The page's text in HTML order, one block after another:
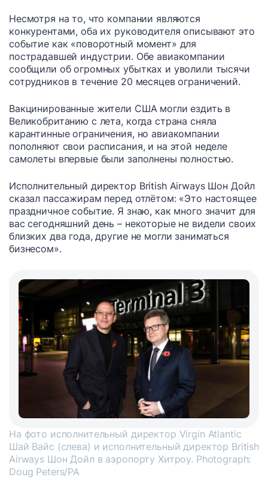
Несмотря на то, что компании являются
конкурентами, оба их руководителя описывают это
событие как «поворотный момент» для
пострадавшей индустрии. Обе авиакомпании
сообщили об огромных убытках и уволили тысячи
сотрудников в течение 20 месяцев ограничений.
Вакцинированные жители США могли ездить в
Великобританию с лета, когда страна сняла
карантинные ограничения, но авиакомпании
пополняют свои расписания, и на этой неделе
самолеты впервые были заполнены полностью.
Исполнительный директор British Airways Шон Дойл
сказал пассажирам перед отлётом: «Это настоящее
праздничное событие. Я знаю, как много значит для
вас сегодняшний день – некоторые не видели своих
близких два года, другие не могли заниматься
бизнесом».
На фото исполнительный директор Virgin Atlantic
Шай Вайс (слева) и исполнительный директор British
Airways Шон Дойл в аэропорту Хитроу. Photograph:
Doug Peters/PA